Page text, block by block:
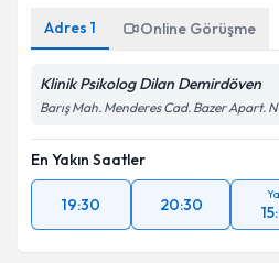
Adres 1 Online Görüşme
Klinik Psikolog Dilan Demirdöven
Barış Mah. Menderes Cad. Bazer Apart.
En Yakın Saatler
19:30 20:30